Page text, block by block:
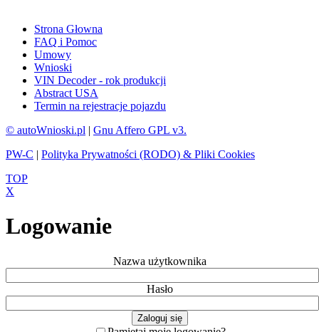
Strona Głowna
FAQ i Pomoc
Umowy
Wnioski
VIN Decoder - rok produkcji
Abstract USA
Termin na rejestracje pojazdu
© autoWnioski.pl | Gnu Affero GPL v3.
PW-C | Polityka Prywatności (RODO) & Pliki Cookies
TOP
X
Logowanie
Nazwa użytkownika
Hasło